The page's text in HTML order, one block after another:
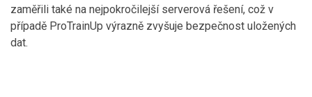
zaměřili také na nejpokročilejší serverová řešení, což v
případě ProTrainUp výrazně zvyšuje bezpečnost uložených
dat.